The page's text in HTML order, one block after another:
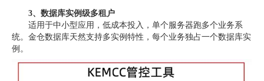
3、数据库实例级多租户
适用于中小型应用，低成本投入，单个服务器跑多个业务系
统。金仓数据库天然支持多实例特性，每个业务独占一个数据库实
例。